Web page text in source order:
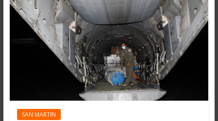
SAN MARTIN